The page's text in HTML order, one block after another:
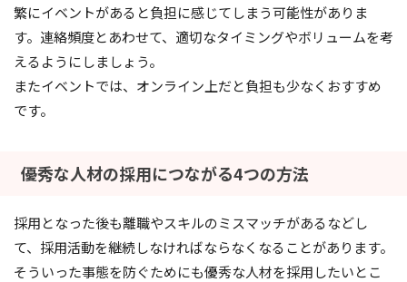
繁にイベントがあると負担に感じてしまう可能性がありま
す。連絡頻度とあわせて、適切なタイミングやボリュームを考
えるようにしましょう。
またイベントでは、オンライン上だと負担も少なくおすすめ
です。
優秀な人材の採用につながる4つの方法
採用となった後も離職やスキルのミスマッチがあるなどし
て、採用活動を継続しなければならなくなることがあります。
そういった事態を防ぐためにも優秀な人材を採用したいとこ